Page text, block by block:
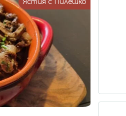
Ястия с Пилешко